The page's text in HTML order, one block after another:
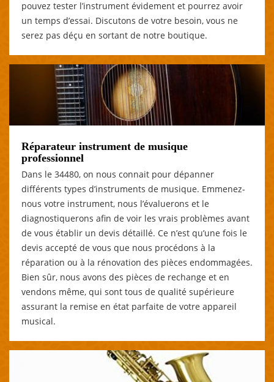
pouvez tester l’instrument évidement et pourrez avoir
un temps d’essai. Discutons de votre besoin, vous ne
serez pas déçu en sortant de notre boutique.
Réparateur instrument de musique
professionnel
Dans le 34480, on nous connait pour dépanner
différents types d’instruments de musique. Emmenez-
nous votre instrument, nous l’évaluerons et le
diagnostiquerons afin de voir les vrais problèmes avant
de vous établir un devis détaillé. Ce n’est qu’une fois le
devis accepté de vous que nous procédons à la
réparation ou à la rénovation des pièces endommagées.
Bien sûr, nous avons des pièces de rechange et en
vendons même, qui sont tous de qualité supérieure
assurant la remise en état parfaite de votre appareil
musical.